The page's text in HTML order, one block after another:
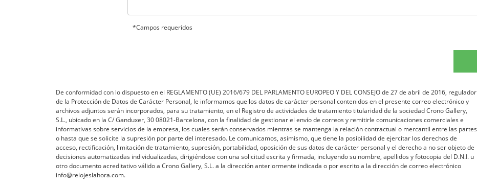
*Campos requeridos
De conformidad con lo dispuesto en el REGLAMENTO (UE) 2016/679 DEL PARLAMENTO EUROPEO Y DEL CONSEJO de 27 de abril de 2016, regulador
de la Protección de Datos de Carácter Personal, le informamos que los datos de carácter personal contenidos en el presente correo electrónico y
archivos adjuntos serán incorporados, para su tratamiento, en el Registro de actividades de tratamiento titularidad de la sociedad Crono Gallery,
S.L., ubicado en la C/ Ganduxer, 30 08021-Barcelona, con la finalidad de gestionar el envío de correos y remitirle comunicaciones comerciales e
informativas sobre servicios de la empresa, los cuales serán conservados mientras se mantenga la relación contractual o mercantil entre las partes
o hasta que se solicite la supresión por parte del interesado. Le comunicamos, asimismo, que tiene la posibilidad de ejercitar los derechos de
acceso, rectificación, limitación de tratamiento, supresión, portabilidad, oposición de sus datos de carácter personal y el derecho a no ser objeto de
decisiones automatizadas individualizadas, dirigiéndose con una solicitud escrita y firmada, incluyendo su nombre, apellidos y fotocopia del D.N.I. u
otro documento acreditativo válido a Crono Gallery, S.L. a la dirección anteriormente indicada o por escrito a la dirección de correo electrónico
info@relojeslahora.com.